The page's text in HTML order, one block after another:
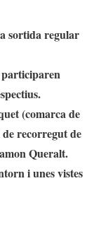
sortida regular
(comarca de
recorregut de
Queralt.
i unes vistes